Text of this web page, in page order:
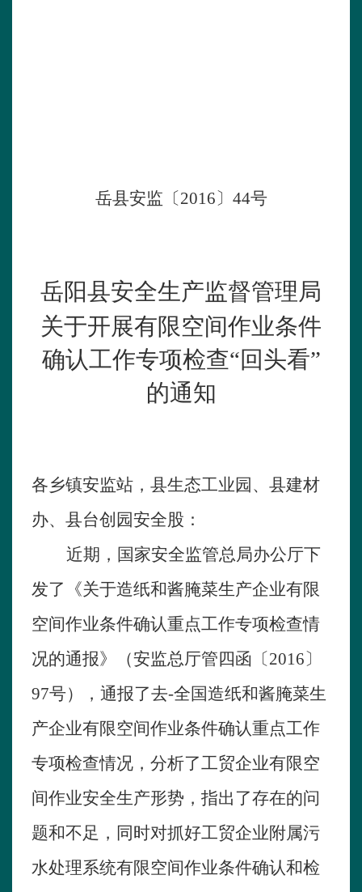
岳县安监〔2016〕 44号
岳阳县安全生产监督管理局
关于开展有限空间作业条件
确认工作专项检查“回头看”
的通知
各乡镇安监站，县生态工业园、县建材
办、县台创园安全股：
近期，国家安全监管总局办公厅下
发了《关于造纸和酱腌菜生产企业有限
空间作业条件确认重点工作专项检查情
况的通报》（安监总厅管四函〔2016〕
97号），通报了去-全国造纸和酱腌菜生
产企业有限空间作业条件确认重点工作
专项检查情况，分析了工贸企业有限空
间作业安全生产形势，指出了存在的问
题和不足，同时对抓好工贸企业附属污
水处理系统有限空间作业条件确认和检